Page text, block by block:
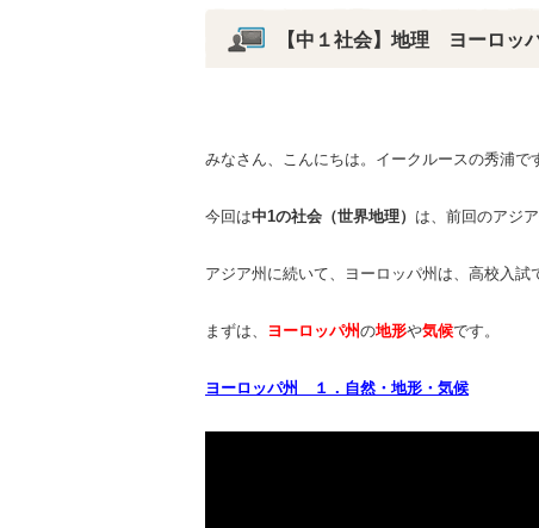
【中１社会】地理 ヨーロッ
みなさん、こんにちは。イークルースの秀浦で
今回は中1の社会（世界地理） は、前回のアジ
アジア州に続いて、ヨーロッパ州は、高校入試
まずは、 ヨーロッパ州の地形や気候です。
ヨーロッパ州 １．自然・地形・気候